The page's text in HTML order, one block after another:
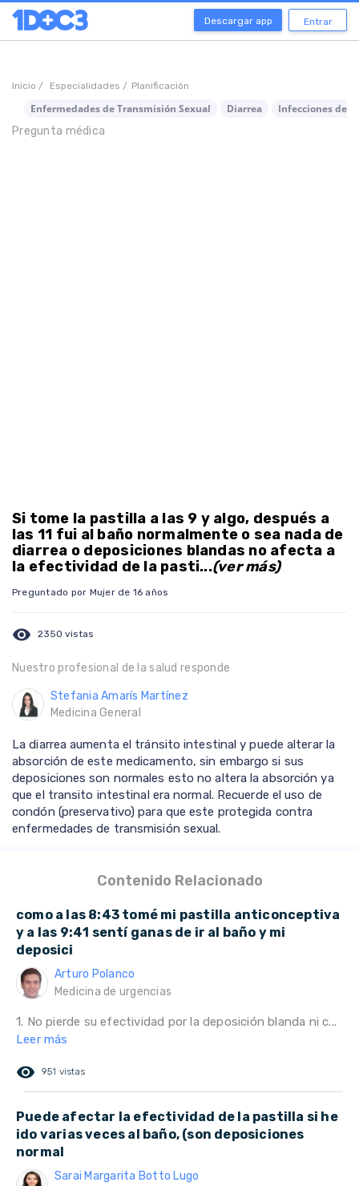
Descargar app Entrar
Inicio / Especialidades / Planificación
Enfermedades de Transmisión Sexual Diarrea
Infecciones de
Pregunta médica
Si tome la pastilla a las 9 y algo, después a
las 11 fui al baño normalmente o sea nada de
diarrea o deposiciones blandas no afecta a
la efectividad de la pasti...(ver más)
Preguntado por Mujer de 16 años
visibility 2350 vistas
Nuestro profesional de la salud responde
Stefania Amarís Martínez
Medicina General
La diarrea aumenta el tránsito intestinal y puede alterar la
absorción de este medicamento, sin embargo si sus
deposiciones son normales esto no altera la absorción ya
que el transito intestinal era normal. Recuerde el uso de
condón (preservativo) para que este protegida contra
enfermedades de transmisión sexual.
Contenido Relacionado
como a las 8:43 tomé mi pastilla anticonceptiva
y a las 9:41 sentí ganas de ir al baño y mi
deposici
Arturo Polanco
Medicina de urgencias
1. No pierde su efectividad por la deposición blanda ni c...
Leer más
remove_red_eye 951 vistas
Puede afectar la efectividad de la pastilla si he
ido varias veces al baño, (son deposiciones
normal
Sarai Margarita Botto Lugo